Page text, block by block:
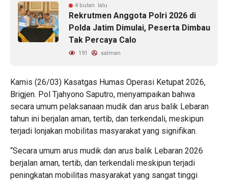
4 bulan lalu
Rekrutmen Anggota Polri 2026 di
Polda Jatim Dimulai, Peserta Dimbau
Tak Percaya Calo
191 salman
Kamis (26/03) Kasatgas Humas Operasi Ketupat 2026,
Brigjen. Pol Tjahyono Saputro, menyampaikan bahwa
secara umum pelaksanaan mudik dan arus balik Lebaran
tahun ini berjalan aman, tertib, dan terkendali, meskipun
terjadi lonjakan mobilitas masyarakat yang signifikan.
“Secara umum arus mudik dan arus balik Lebaran 2026
berjalan aman, tertib, dan terkendali meskipun terjadi
peningkatan mobilitas masyarakat yang sangat tinggi